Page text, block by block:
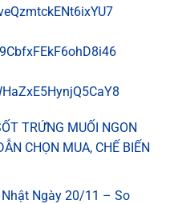
TRỨNG MUỐI NGON
CHỌN MUA, CHẾ BIẾN
Ngày 20/11 – So